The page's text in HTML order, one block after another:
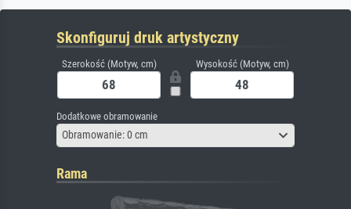
Skonfiguruj druk artystyczny
Szerokość (Motyw, cm) Wysokość (Motyw, cm)
Dodatkowe obramowanie
Obramowanie: 0 cm
Rama